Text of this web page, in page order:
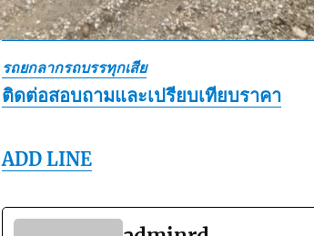
รถยกลากรถบรรทุกเสีย
ติดต่อสอบถามและเปรียบเทียบราคา
ADD LINE